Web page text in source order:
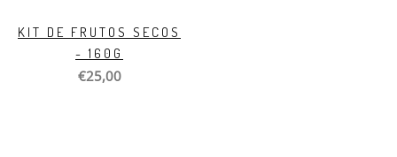
KIT DE FRUTOS SECOS
- 160G
€25,00